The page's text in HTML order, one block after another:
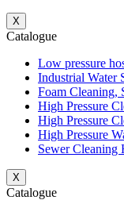
X
Catalogue
Low pressure
Industrial Water
Foam Cleaning,
High Pressure
High Pressure
High Pressure
Sewer Cleaning
X
Catalogue